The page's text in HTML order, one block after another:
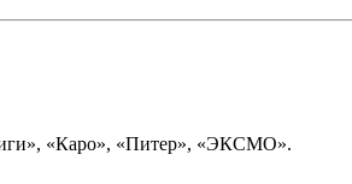
«Каро», «Питер», «ЭКСМО».